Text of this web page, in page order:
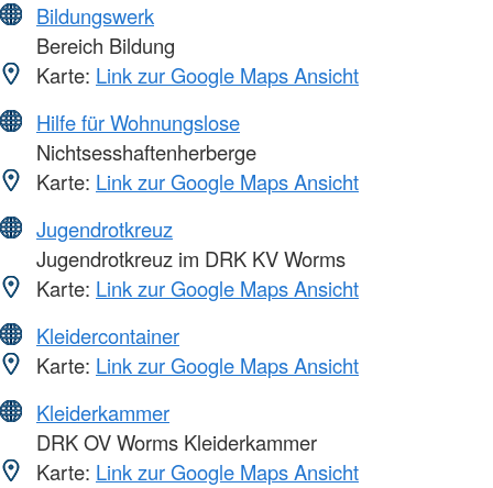
Bildungswerk
Bereich Bildung
Karte: Link zur Google Maps Ansicht
Hilfe für Wohnungslose
Nichtsesshaftenherberge
Karte: Link zur Google Maps Ansicht
Jugendrotkreuz
Jugendrotkreuz im DRK KV Worms
Karte: Link zur Google Maps Ansicht
Kleidercontainer
Karte: Link zur Google Maps Ansicht
Kleiderkammer
DRK OV Worms Kleiderkammer
Karte: Link zur Google Maps Ansicht